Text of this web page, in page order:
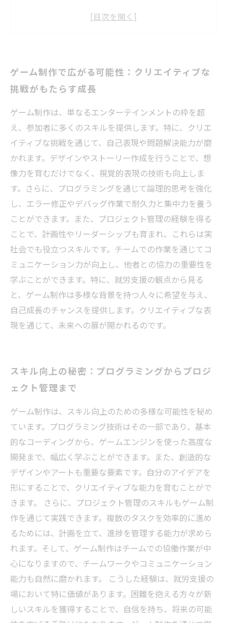
チームワークの重要性：ゲーム開発の現場から
的スキル
希望をもたらす：就労支援におけるゲーム制作
の役割
クリエイティブな表現で学ぶ：ゲーム制作の魅
力を再発見
未来を切り開くための第一歩：ゲーム制作とス
キル向上の道
ゲーム制作で広がる可能性：クリエイティブな
挑戦がもたらす成長
ゲーム制作は、単なるエンターテインメントの枠を超
え、参加者に多くのスキルを提供します。特に、クリエ
イティブな挑戦を通じて、自己表現や問題解決能力が磨
かれます。デザインやストーリー作成を行うことで、想
像力を育むだけでなく、視覚的表現の技術も向上しま
す。さらに、プログラミングを通じて論理的思考を強化
し、エラー修正やデバッグ作業で耐久力と集中力を養う
ことができます。また、プロジェクト管理の経験を得る
ことで、計画性やリーダーシップも育まれ、これらは実
社会でも役立つスキルです。チームでの作業を通じてコ
ミュニケーション力が向上し、他者との協力の重要性を
学ぶことができます。特に、就労支援の観点から見る
と、ゲーム制作は多様な背景を持つ人々に希望を与え、
自己成長のチャンスを提供します。クリエイティブな表
現を通じて、未来への扉が開かれるのです。
スキル向上の秘密：プログラミングからプロジ
ェクト管理まで
ゲーム制作は、スキル向上のための多様な可能性を秘め
ています。プログラミング技術はその一部であり、基本
的なコーディングから、ゲームエンジンを使った高度な
開発まで、幅広く学ぶことができます。また、創造的な
デザインやアートも重要な要素です。自分のアイデアを
形にすることで、クリエイティブな能力を育むことがで
きます。 さらに、プロジェクト管理のスキルもゲーム制
作を通じて実践できます。複数のタスクを効率的に進め
るためには、計画を立て、進捗を管理する能力が求めら
れます。そして、ゲーム制作はチームでの協働作業が中
心になりますので、チームワークやコミュニケーション
能力も自然に磨かれます。 こうした経験は、就労支援の
場において特に価値があります。困難を抱える方々が新
しいスキルを獲得することで、自信を持ち、将来の可能